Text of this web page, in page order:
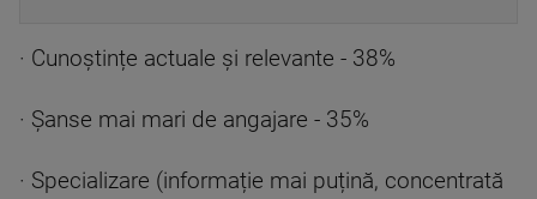
· Cunoștințe actuale și relevante - 38%
· Șanse mai mari de angajare - 35%
· Specializare (informație mai puțină, concentrată